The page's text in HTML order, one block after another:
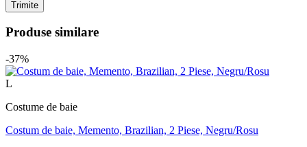
Produse similare
-37%
L
Costume de baie
Costum de baie, Memento, Brazilian, 2 Piese, Negru/Rosu